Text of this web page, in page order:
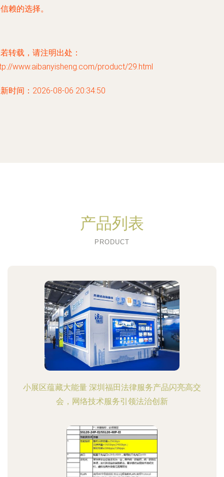
赖的选择。
转载，请注明出处：
www.aibanyisheng.com/product/29.html
时间：2026-08-06 20:34:50
产品列表
PRODUCT
小展区蕴藏大能量 深圳福田法律服务产品闪亮高交
会，网络技术服务引领法治创新